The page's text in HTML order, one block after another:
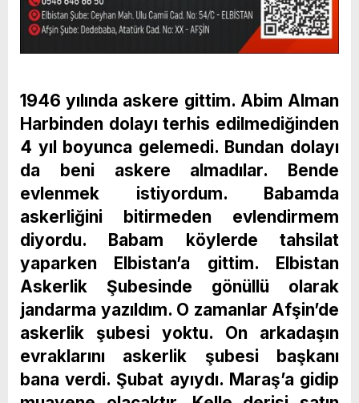
1946 yılında askere gittim. Abim Alman
Harbinden dolayı terhis edilmediğinden
4 yıl boyunca gelemedi. Bundan dolayı
da beni askere almadılar. Bende
evlenmek istiyordum. Babamda
askerliğini bitirmeden evlendirmem
diyordu. Babam köylerde tahsilat
yaparken Elbistan’a gittim. Elbistan
Askerlik Şubesinde gönüllü olarak
jandarma yazıldım. O zamanlar Afşin’de
askerlik şubesi yoktu. On arkadaşın
evraklarını askerlik şubesi başkanı
bana verdi. Şubat ayıydı. Maraş’a gidip